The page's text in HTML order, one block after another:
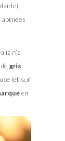
n’a
gris
(et sur
en